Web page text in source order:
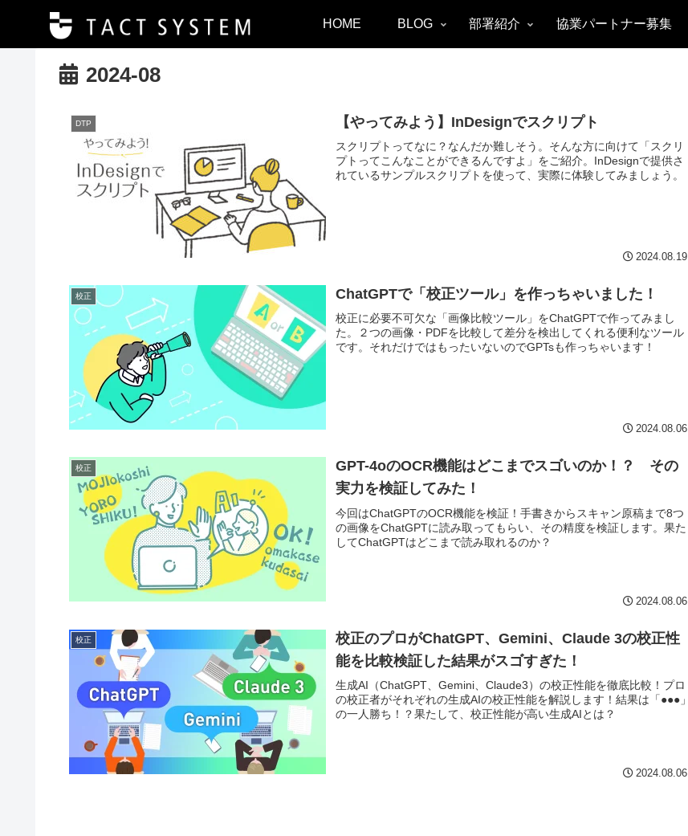
HOME BLOG 部署紹介 協業パートナー募集
2024-08
DTP 【やってみよう】InDesignでスクリプト
スクリプトってなに？なんだか難しそう。そんな方に向けて「スクリ
プトってこんなことができるんですよ」をご紹介。InDesignで提供さ
れているサンプルスクリプトを使って、実際に体験してみましょう。
2024.08.19
校正 ChatGPTで「校正ツール」を作っちゃいました！
校正に必要不可欠な「画像比較ツール」をChatGPTで作ってみまし
た。２つの画像・PDFを比較して差分を検出してくれる便利なツール
です。それだけではもったいないのでGPTsも作っちゃいます！
2024.08.06
校正
GPT-4oのOCR機能はどこまでスゴいのか！？ その
実力を検証してみた！
今回はChatGPTのOCR機能を検証！手書きからスキャン原稿まで8つ
の画像をChatGPTに読み取ってもらい、その精度を検証します。果た
してChatGPTはどこまで読み取れるのか？
2024.08.06
校正
校正のプロがChatGPT、Gemini、Claude 3の校正性
能を比較検証した結果がスゴすぎた！
生成AI（ChatGPT、Gemini、Claude3）の校正性能を徹底比較！プロ
の校正者がそれぞれの生成AIの校正性能を解説します！結果は「●●●」
の一人勝ち！？果たして、校正性能が高い生成AIとは？
2024.08.06